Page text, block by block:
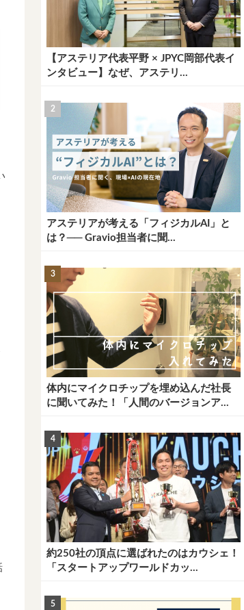
【アステリア代表平野 × JPYC岡部代表イ
ンタビュー】なぜ、アステリ...
アステリアが考える「フィジカルAI」と
は？── Gravio担当者に聞...
体内にマイクロチップを埋め込んだ社長
に聞いてみた！「人間のバージョンア...
約250社の頂点に選ばれたのはカウシェ！
「スタートアップワールドカッ...